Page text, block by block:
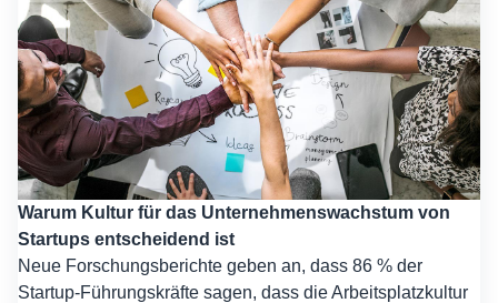
Warum Kultur für das Unternehmenswachstum von
Startups entscheidend ist
Neue Forschungsberichte geben an, dass 86 % der
Startup-Führungskräfte sagen, dass die Arbeitsplatzkultur